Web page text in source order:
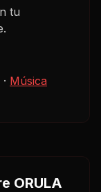
tu
· Música
ORULA